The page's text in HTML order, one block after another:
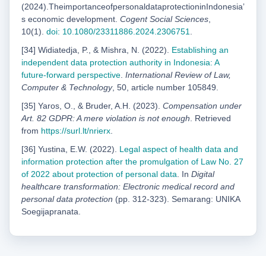
(2024).TheimportanceofpersonaldataprotectioninIndonesiaʼ
s economic development. Cogent Social Sciences,
10(1). doi: 10.1080/23311886.2024.2306751.
[34] Widiatedja, P., & Mishra, N. (2022). Establishing an
independent data protection authority in Indonesia: A
future-forward perspective. International Review of Law,
Computer & Technology, 50, article number 105849.
[35] Yaros, O., & Bruder, A.H. (2023). Compensation under
Art. 82 GDPR: A mere violation is not enough. Retrieved
from https://surl.lt/nrierx.
[36] Yustina, E.W. (2022). Legal aspect of health data and
information protection after the promulgation of Law No. 27
of 2022 about protection of personal data. In Digital
healthcare transformation: Electronic medical record and
personal data protection (pp. 312-323). Semarang: UNIKA
Soegijapranata.